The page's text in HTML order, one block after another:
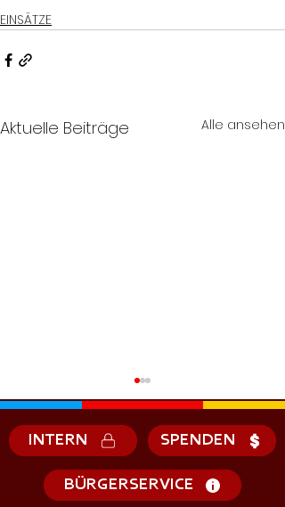
EINSÄTZE
Aktuelle Beiträge Alle ansehen
INTERN SPENDEN
BÜRGERSERVICE